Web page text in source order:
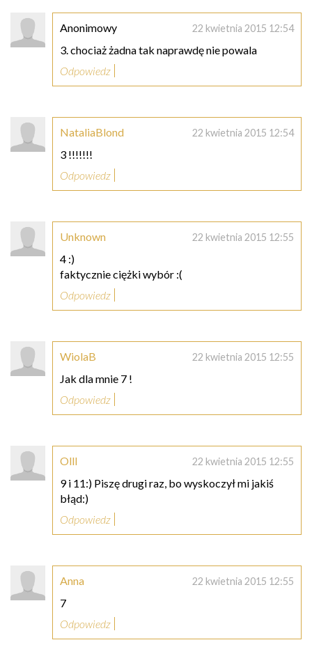
Anonimowy 22 kwietnia 2015 12:54
3. chociaż żadna tak naprawdę nie powala
Odpowiedz
NataliaBlond 22 kwietnia 2015 12:54
3 !!!!!!!
Odpowiedz
Unknown 22 kwietnia 2015 12:55
4 :)
faktycznie ciężki wybór :(
Odpowiedz
WiolaB 22 kwietnia 2015 12:55
Jak dla mnie 7 !
Odpowiedz
Olll 22 kwietnia 2015 12:55
9 i 11:) Piszę drugi raz, bo wyskoczył mi jakiś
błąd:)
Odpowiedz
Anna 22 kwietnia 2015 12:55
7
Odpowiedz